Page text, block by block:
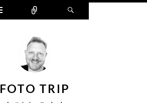
Widgets Connect
FOTO TRIP